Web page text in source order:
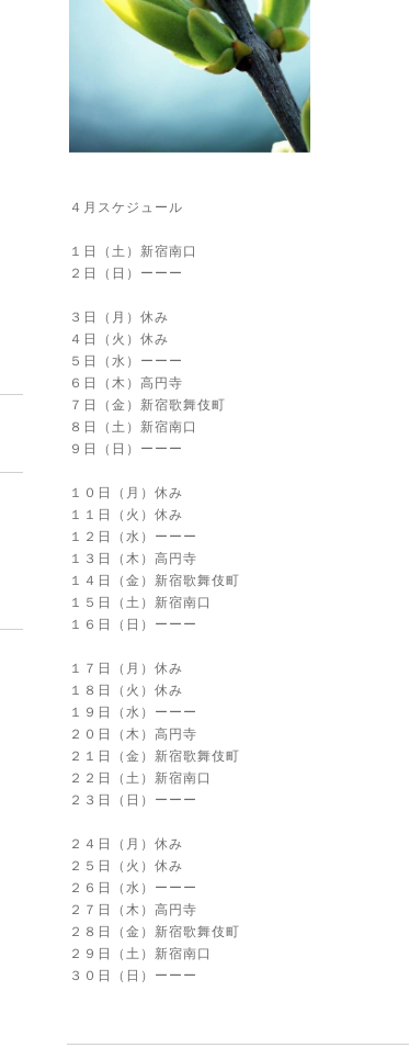
４月スケジュール
１日（土）新宿南口
２日（日）ーーー
３日（月）休み
４日（火）休み
５日（水）ーーー
６日（木）高円寺
７日（金）新宿歌舞伎町
８日（土）新宿南口
９日（日）ーーー
１０日（月）休み
１１日（火）休み
１２日（水）ーーー
１３日（木）高円寺
１４日（金）新宿歌舞伎町
１５日（土）新宿南口
１６日（日）ーーー
１７日（月）休み
１８日（火）休み
１９日（水）ーーー
２０日（木）高円寺
２１日（金）新宿歌舞伎町
２２日（土）新宿南口
２３日（日）ーーー
２４日（月）休み
２５日（火）休み
２６日（水）ーーー
２７日（木）高円寺
２８日（金）新宿歌舞伎町
２９日（土）新宿南口
３０日（日）ーーー